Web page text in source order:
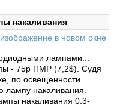
накаливания
лампами...
- 75р ПМР (7,2$). Судя
по освещенности
лампу накаливания.
накаливания 0.3-